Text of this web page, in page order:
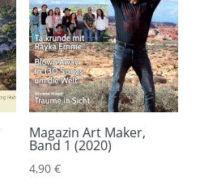
Magazin Art Maker,
Band 1 (2020)
4,90 €